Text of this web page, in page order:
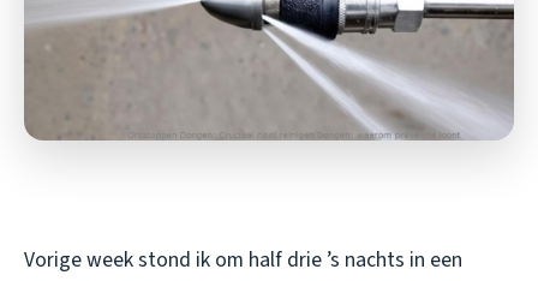
Vorige week stond ik om half drie ’s nachts in een